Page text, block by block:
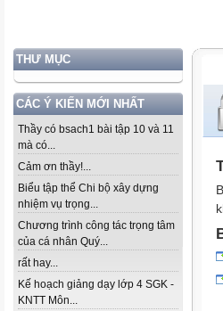
THƯ MỤC
CÁC Ý KIẾN MỚI NHẤT
Thầy có bsach1 bài tập 10 và 11
mà có...
Cảm ơn thầy!...
Biểu tập thể Chi bộ xây dựng
nhiệm vụ trọng...
Chương trình công tác trọng tâm
của cá nhân Quý...
rất hay...
Kế hoạch giảng dạy lớp 4 SGK -
KNTT Môn...